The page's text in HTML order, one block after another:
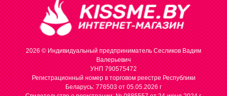
2026 © Индивидуальный предприниматель Сесликов Вадим
Валерьевич
УНП 790575472
Регистрационный номер в торговом реестре Республики
Беларусь: 776503 от 05.05.2026 г